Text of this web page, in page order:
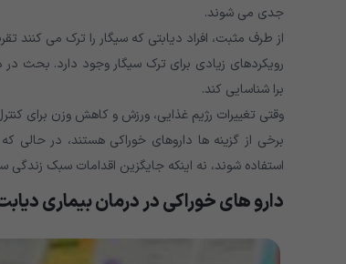
جدی می شوند.
از طرف مثبت، افراد دیابتی که سیگار را ترک می کنند
رویکردهای زیادی برای ترک سیگار وجود دارد. بحث
برا شناسایی کند.
وقتی تغییرات رژیم غذایی، ورزش و کاهش وزن برای
برخی از گزینه ها داروهای خوراکی هستند، در حالی
استفاده شوند، نه اینکه جایگزین اقدامات سبک زندگی
دارو های خوراکی در درمان بیماری